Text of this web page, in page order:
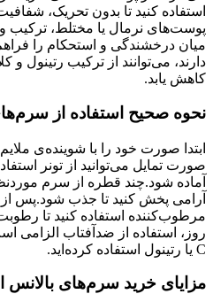
استفاده کنید تا بدون تحریک،
میان درخشندگی و استحکام را
دارند، می‌توانند از ترکیب رتینول و
کاهش یابد.
نحوه صحیح استفاده از
ابتدا صورت خود را با شوینده‌ی
صورت تمایل می‌توانید از تونر
آماده شود.چند قطره از سرم
آرامی پخش کنید تا جذب شود.پس
مرطوب‌کننده استفاده کنید تا
روز، استفاده از ضدآفتاب الزامی
C یا رتینول استفاده کرده‌اید.
مزایای خرید سرم‌های بالانس